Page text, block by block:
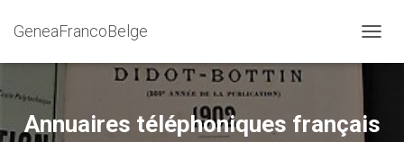
GeneaFrancoBelge
É
E
Annuaires téléphoniques français